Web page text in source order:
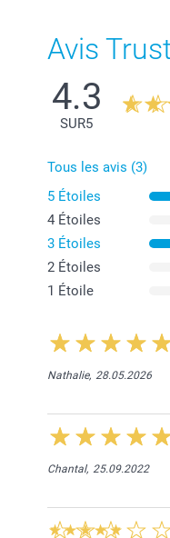
Avis
4.3
SUR5
Tous les avis (3)
5 Étoiles
4 Étoiles
3 Étoiles
2 Étoiles
1 Étoile
Nathalie, 28.05.2026
Chantal, 25.09.2022